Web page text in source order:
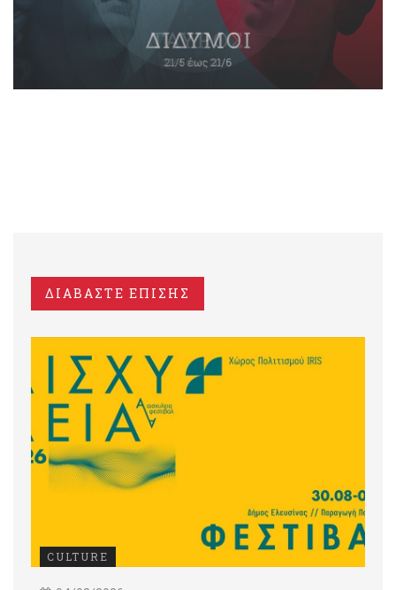
ΔΙΑΒΑΣΤΕ ΕΠΙΣΗΣ
CULTURE